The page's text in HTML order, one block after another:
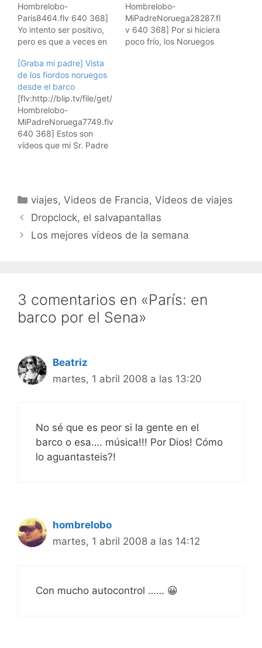
Hombrelobo-
Paris8464.flv 640 368]
Yo intento ser positivo,
pero es que a veces en
vedlo por vosotros
mismos, por favor ....
Insertar vídeo en tu
página: Suscribiros a los
video feeds RSS:
Suscríbete a los vídeos
de viajes de hombrelobo
Para iPods y AppleTVs,
Hombrelobo-
MiPadreNoruega28287.fl
v 640 368] Por si hiciera
poco frío, los Noruegos
[Graba mi padre] Vista
de los fiordos noruegos
desde el barco
[flv:http://blip.tv/file/get/
Hombrelobo-
MiPadreNoruega7749.flv
640 368] Estos son
vídeos que mi Sr. Padre
muestra una vista desde
el barco, mientras
Noruega. Insertar vídeo
Categorías
viajes,Videos de Francia,Videos de viajes
Dropclock, el salvapantallas
Los mejores vídeos de la semana
3 comentarios en «París: en
barco por el Sena»
Beatriz
martes, 1 abril 2008 a las 13:20
No sé que es peor si la gente en el
barco o esa…. música!!! Por Dios! Cómo
lo aguantasteis?!
hombrelobo
martes, 1 abril 2008 a las 14:12
Con mucho autocontrol …… 😀